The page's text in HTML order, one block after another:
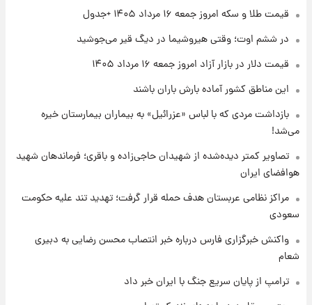
۱ روز پیش
امروز پنجشنبه ۱۵ مرداد ۱۴۰۵ +جدول
قیمت طلا و سکه امروز پنجشنبه ۱۵ مرداد ۱۴۰۵
شارژ جدید کالابرگ برای سه دهک؛ جزئیات اعلام
قیمت طلا و سکه امروز جمعه ۱۶ مرداد ۱۴۰۵ +جدول
در ششم اوت؛ وقتی هیروشیما در دیگ قیر می‌جوشید
قیمت دلار در بازار آزاد امروز جمعه ۱۶ مرداد ۱۴۰۵
این مناطق کشور آماده بارش باران باشند
بازداشت مردی که با لباس «عزرائیل» به بیماران بیمارستان خیره
می‌شد!
تصاویر کمتر دیده‌شده از شهیدان حاجی‌زاده و باقری؛ فرماندهان شهید
هوافضای ایران
مراکز نظامی عربستان هدف حمله قرار گرفت؛ تهدید تند علیه حکومت
سعودی
واکنش خبرگزاری فارس درباره خبر انتصاب محسن رضایی به دبیری
شعام
ترامپ از پایان سریع جنگ با ایران خبر داد